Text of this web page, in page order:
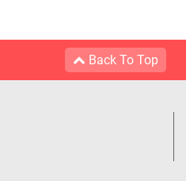
Back To Top